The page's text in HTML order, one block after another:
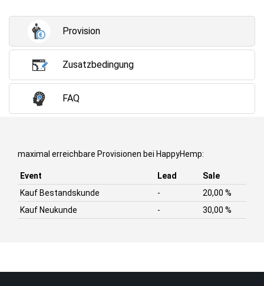
Provision
Zusatzbedingung
FAQ
maximal erreichbare Provisionen bei HappyHemp:
Event Lead
Sale
Kauf Bestandskunde
-
20,00 %
Kauf Neukunde
- 30,00 %